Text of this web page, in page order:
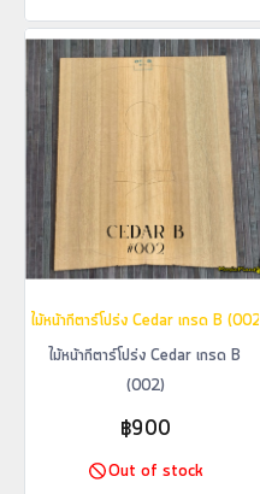
ไม้หน้ากีตาร์โปร่ง Cedar เกรด B (002)
ไม้หน้ากีตาร์โปร่ง Cedar เกรด B
(002)
฿900
Out of stock